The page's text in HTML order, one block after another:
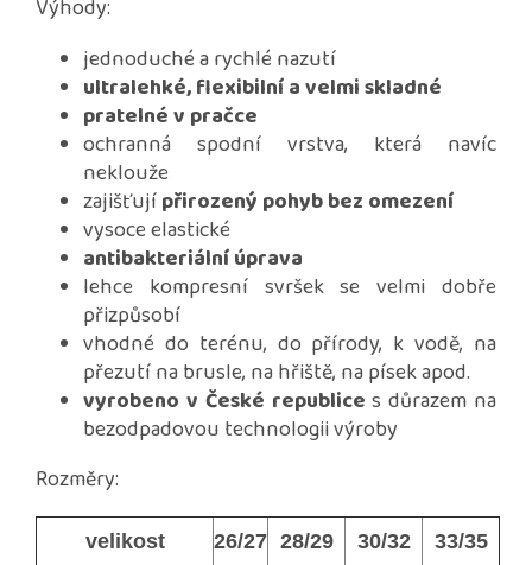
Výhody:
jednoduché a rychlé nazutí
ultralehké, flexibilní a velmi skladné
pratelné v pračce
ochranná spodní vrstva, která navíc
neklouže
zajišťujípřirozený pohyb bez omezení
vysoce elastické
antibakteriální úprava
lehce kompresní svršek se velmi dobře
přizpůsobí
vhodné do terénu, do přírody, k vodě, na
přezutí na brusle, na hřiště, na písek apod.
vyrobeno v České republice s důrazem na
bezodpadovou technologii výroby
Rozměry:
velikost 26/27 28/29 30/32 33/35